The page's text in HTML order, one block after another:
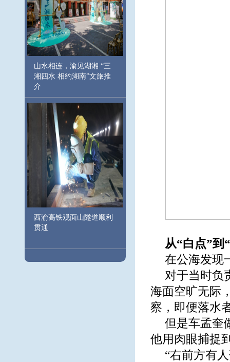
山水相连，渝见湖湘 “三
湘四水 相约湖南”文旅推
介
西渝高铁观面山隧道顺利
贯通
从“白点”到
在公海发现
对于当时负
海面空旷无际
察，即便落水
但是车孟奎
他用肉眼捕捉
“右前方有